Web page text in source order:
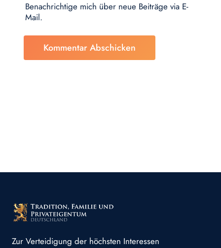
Benachrichtige mich über neue Beiträge via E-
Mail.
Zur Verteidigung der höchsten Interessen